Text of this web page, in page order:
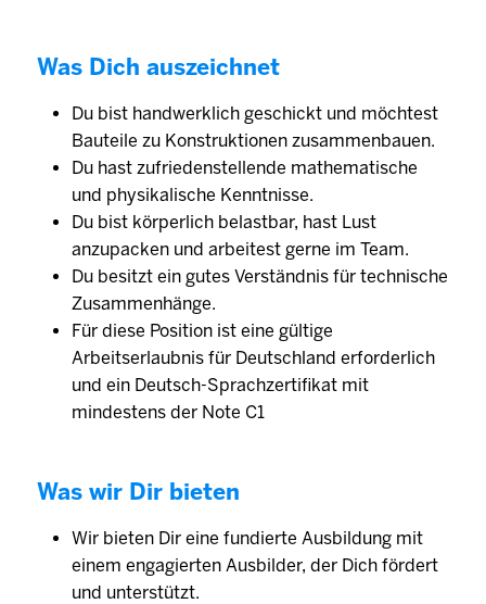
Was Dich auszeichnet
Du bist handwerklich geschickt und möchtest
Bauteile zu Konstruktionen zusammenbauen.
Du hast zufriedenstellende mathematische
und physikalische Kenntnisse.
Du bist körperlich belastbar, hast Lust
anzupacken und arbeitest gerne im Team.
Du besitzt ein gutes Verständnis für technische
Zusammenhänge.
Für diese Position ist eine gültige
Arbeitserlaubnis für Deutschland erforderlich
und ein Deutsch-Sprachzertifikat mit
mindestens der Note C1
Was wir Dir bieten
Wir bieten Dir eine fundierte Ausbildung mit
einem engagierten Ausbilder, der Dich fördert
und unterstützt.